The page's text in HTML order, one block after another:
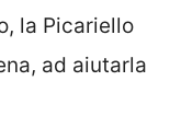
la Picariello
ad aiutarla